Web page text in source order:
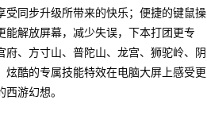
受同步升级所带来的快乐；便捷的键鼠操
能解放屏幕，减少失误，下本打团更专
府、方寸山、普陀山、龙宫、狮驼岭、阴
炫酷的专属技能特效在电脑大屏上感受更
游幻想。